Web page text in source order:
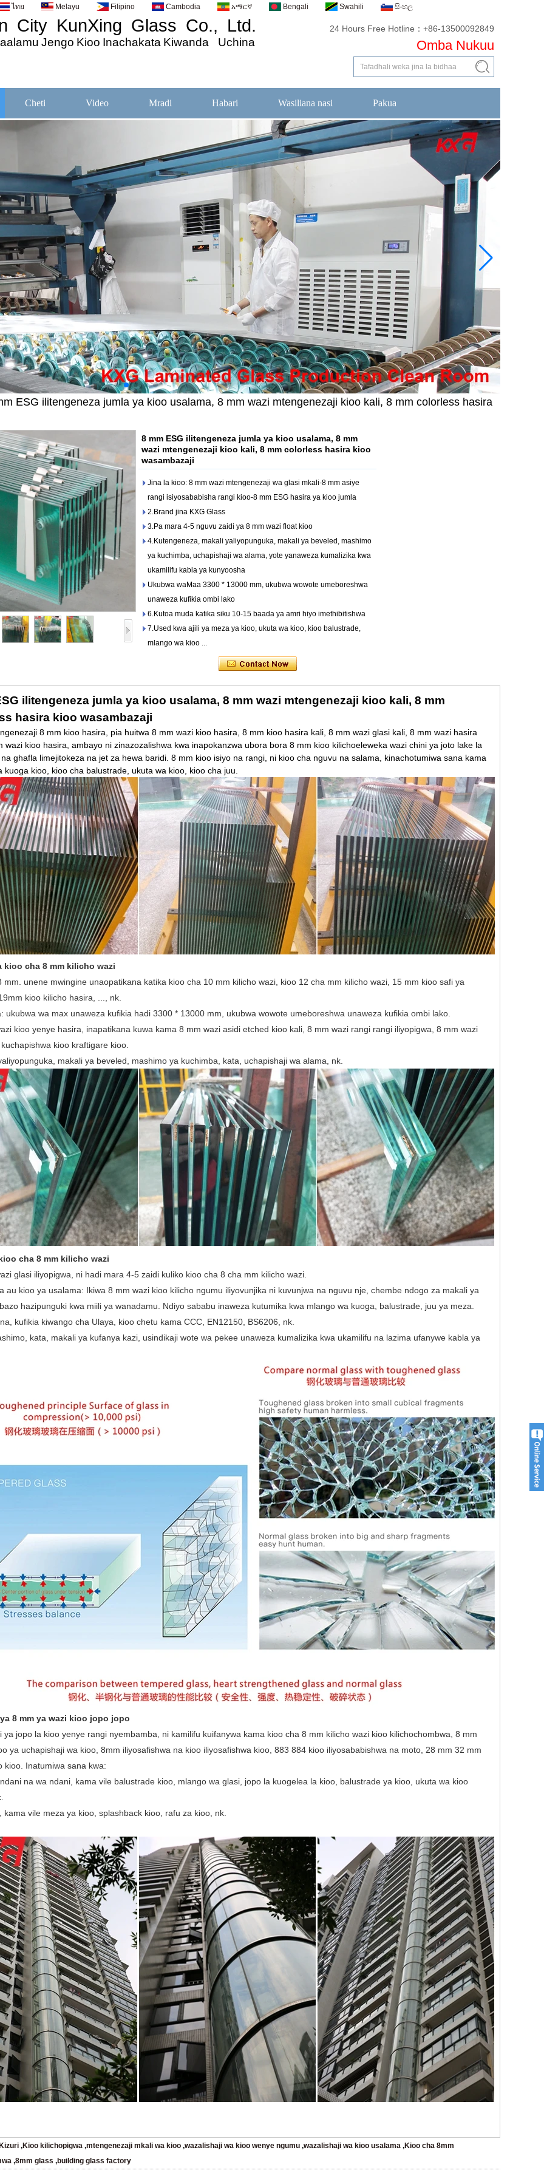
ไทย Melayu Filipino Cambodia አማርኛ Bengali Swahili සිංහල
City KunXing Glass Co., Ltd.
Jengo Kioo Inachakata Kiwanda Uchina
24 Hours Free Hotline：+86-13500092849
Omba Nukuu
Cheti Video Mradi Habari Wasiliana nasi Pakua
ESG ilitengeneza jumla ya kioo usalama, 8 mm wazi mtengenezaji kioo kali, 8 mm colorless hasira
8 mm ESG ilitengeneza jumla ya kioo usalama, 8 mm
wazi mtengenezaji kioo kali, 8 mm colorless hasira kioo
wasambazaji
Jina la kioo: 8 mm wazi mtengenezaji wa glasi mkali-8 mm asiye
rangi isiyosababisha rangi kioo-8 mm ESG hasira ya kioo jumla
2.Brand jina KXG Glass
3.Pa mara 4-5 nguvu zaidi ya 8 mm wazi float kioo
4.Kutengeneza, makali yaliyopunguka, makali ya beveled, mashimo
ya kuchimba, uchapishaji wa alama, yote yanaweza kumalizika kwa
ukamilifu kabla ya kunyoosha
Ukubwa waMaa 3300 * 13000 mm, ukubwa wowote umeboreshwa
unaweza kufikia ombi lako
6.Kutoa muda katika siku 10-15 baada ya amri hiyo imethibitishwa
7.Used kwa ajili ya meza ya kioo, ukuta wa kioo, kioo balustrade,
mlango wa kioo ...
ilitengeneza jumla ya kioo usalama, 8 mm wazi mtengenezaji kioo kali, 8 mm
hasira kioo wasambazaji
8 mm kioo hasira, pia huitwa 8 mm wazi kioo hasira, 8 mm kioo hasira kali, 8 mm wazi glasi kali, 8 mm wazi hasira
wazi kioo hasira, ambayo ni zinazozalishwa kwa inapokanzwa ubora bora 8 mm kioo kilichoeleweka wazi chini ya joto lake la
ghafla limejitokeza na jet za hewa baridi. 8 mm kioo isiyo na rangi, ni kioo cha nguvu na salama, kinachotumiwa sana kama
kuoga kioo, kioo cha balustrade, ukuta wa kioo, kioo cha juu.
kioo cha 8 mm kilicho wazi
mm. unene mwingine unaopatikana katika kioo cha 10 mm kilicho wazi, kioo 12 cha mm kilicho wazi, 15 mm kioo safi ya
kioo kilicho hasira, ..., nk.
ukubwa wa max unaweza kufikia hadi 3300 * 13000 mm, ukubwa wowote umeboreshwa unaweza kufikia ombi lako.
kioo yenye hasira, inapatikana kuwa kama 8 mm wazi asidi etched kioo kali, 8 mm wazi rangi rangi iliyopigwa, 8 mm wazi
kioo kraftigare kioo.
makali ya beveled, mashimo ya kuchimba, kata, uchapishaji wa alama, nk.
cha 8 mm kilicho wazi
glasi iliyopigwa, ni hadi mara 4-5 zaidi kuliko kioo cha 8 cha mm kilicho wazi.
au kioo ya usalama: Ikiwa 8 mm wazi kioo kilicho ngumu iliyovunjika ni kuvunjwa na nguvu nje, chembe ndogo za makali ya
hazipunguki kwa miili ya wanadamu. Ndiyo sababu inaweza kutumika kwa mlango wa kuoga, balustrade, juu ya meza.
kufikia kiwango cha Ulaya, kioo chetu kama CCC, EN12150, BS6206, nk.
kata, makali ya kufanya kazi, usindikaji wote wa pekee unaweza kumalizika kwa ukamilifu na lazima ufanywe kabla ya
8 mm ya wazi kioo jopo jopo
ya jopo la kioo yenye rangi nyembamba, ni kamilifu kuifanywa kama kioo cha 8 mm kilicho wazi kioo kilichochombwa, 8 mm
ya uchapishaji wa kioo, 8mm iliyosafishwa na kioo iliyosafishwa kioo, 883 884 kioo iliyosababishwa na moto, 28 mm 32 mm
kioo. Inatumiwa sana kwa:
na wa ndani, kama vile balustrade kioo, mlango wa glasi, jopo la kuogelea la kioo, balustrade ya kioo, ukuta wa kioo
kama vile meza ya kioo, splashback kioo, rafu za kioo, nk.
,Kioo kilichopigwa ,mtengenezaji mkali wa kioo ,wazalishaji wa kioo wenye ngumu ,wazalishaji wa kioo usalama ,Kioo cha 8mm
,8mm glass ,building glass factory